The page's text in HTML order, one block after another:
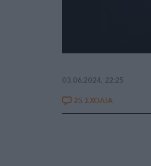
03.06.2024, 22:25
25 ΣΧΟΛΙΑ